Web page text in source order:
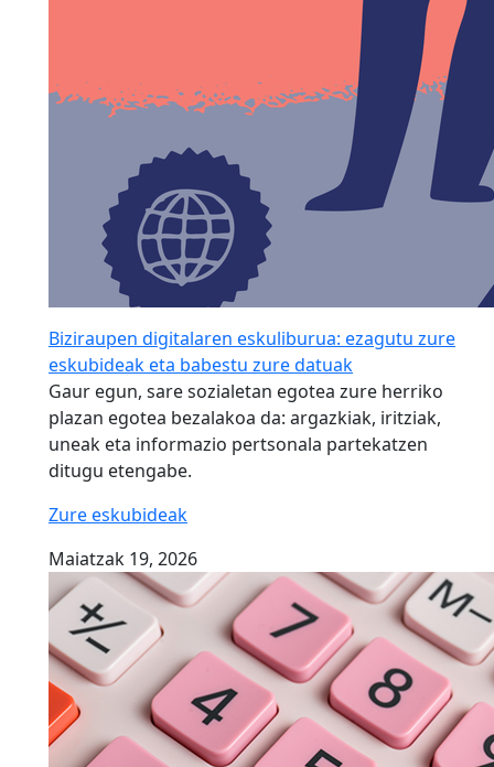
Biziraupen digitalaren eskuliburua: ezagutu zure
eskubideak eta babestu zure datuak
Gaur egun, sare sozialetan egotea zure herriko
plazan egotea bezalakoa da: argazkiak, iritziak,
uneak eta informazio pertsonala partekatzen
ditugu etengabe.
Zure eskubideak
Maiatzak 19, 2026